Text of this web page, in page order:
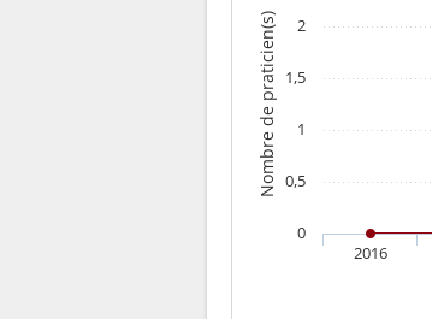
Nombre de praticien(s)
2016
0
0,5
1
1,5
2